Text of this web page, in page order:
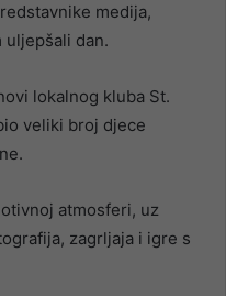
medija,
uljepšali dan.
lokalnog kluba St.
veliki broj djece
atmosferi, uz
zagrljaja i igre s